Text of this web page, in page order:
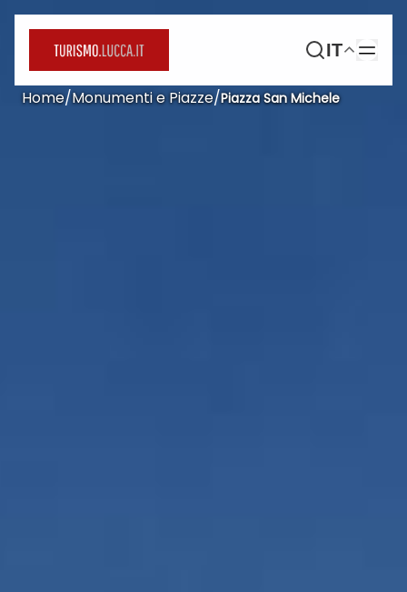
IT
Home/Monumenti e Piazze/Piazza San Michele